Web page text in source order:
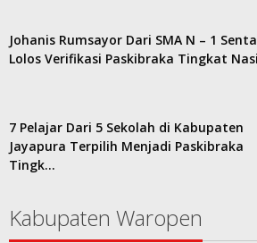
Johanis Rumsayor Dari SMA N – 1
Lolos Verifikasi Paskibraka Tingkat
7 Pelajar Dari 5 Sekolah di Kabupaten
Jayapura Terpilih Menjadi Paskibraka
Tingk…
Kabupaten Waropen